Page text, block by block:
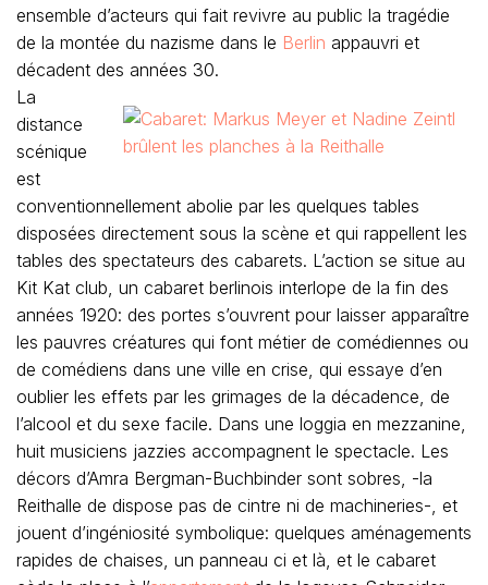
ensemble d’acteurs qui fait revivre au public la tragédie
de la montée du nazisme dans le Berlin appauvri et
décadent des années 30.
La
distance
scénique
est
conventionnellement abolie par les quelques tables
disposées directement sous la scène et qui rappellent les
tables des spectateurs des cabarets. L’action se situe au
Kit Kat club, un cabaret berlinois interlope de la fin des
années 1920: des portes s’ouvrent pour laisser apparaître
les pauvres créatures qui font métier de comédiennes ou
de comédiens dans une ville en crise, qui essaye d’en
oublier les effets par les grimages de la décadence, de
l’alcool et du sexe facile. Dans une loggia en mezzanine,
huit musiciens jazzies accompagnent le spectacle. Les
décors d’Amra Bergman-Buchbinder sont sobres, -la
Reithalle de dispose pas de cintre ni de machineries-, et
jouent d’ingéniosité symbolique: quelques aménagements
rapides de chaises, un panneau ci et là, et le cabaret